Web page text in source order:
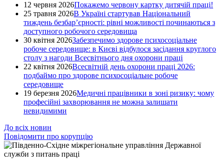
12 червня 2026Покажемо червону картку дитячій праці!
25 травня 2026В Україні стартував Національний
тиждень безбар’єрності: рівні можливості починаються з
доступного робочого середовища
30 квітня 2026Забезпечимо здорове психосоціальне
робоче середовище: в Києві відбулося засідання круглого
столу з нагоди Всесвітнього дня охорони праці
22 квітня 2026Всесвітній день охорони праці 2026:
подбаймо про здорове психосоціальне робоче
середовище
19 березня 2026Медичні працівники в зоні ризику: чому
професійні захворювання не можна залишати
невидимими
До всіх новин
Повідомити про корупцію